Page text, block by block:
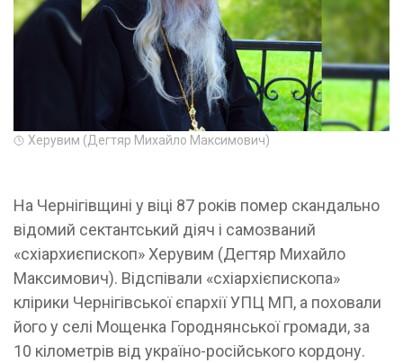
Херувим (Дегтяр Михайло Максимович)
На Чернігівщині у віці 87 років помер скандально
відомий сектантський діяч і самозваний
«схіархиєпископ» Херувим (Дегтяр Михайло
Максимович). Відспівали «схіархієпископа»
клірики Чернігівської єпархії УПЦ МП, а поховали
його у селі Мощенка Городнянської громади, за
10 кілометрів від україно-російського кордону.